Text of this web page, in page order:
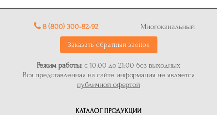
8 (800) 300-82-92 Многоканальный
Заказать обратный звонок
Режим работы: с 10:00 до 21:00 без выходных
Вся представленная на сайте информация не является
публичной офертой
КАТАЛОГ ПРОДУКЦИИ